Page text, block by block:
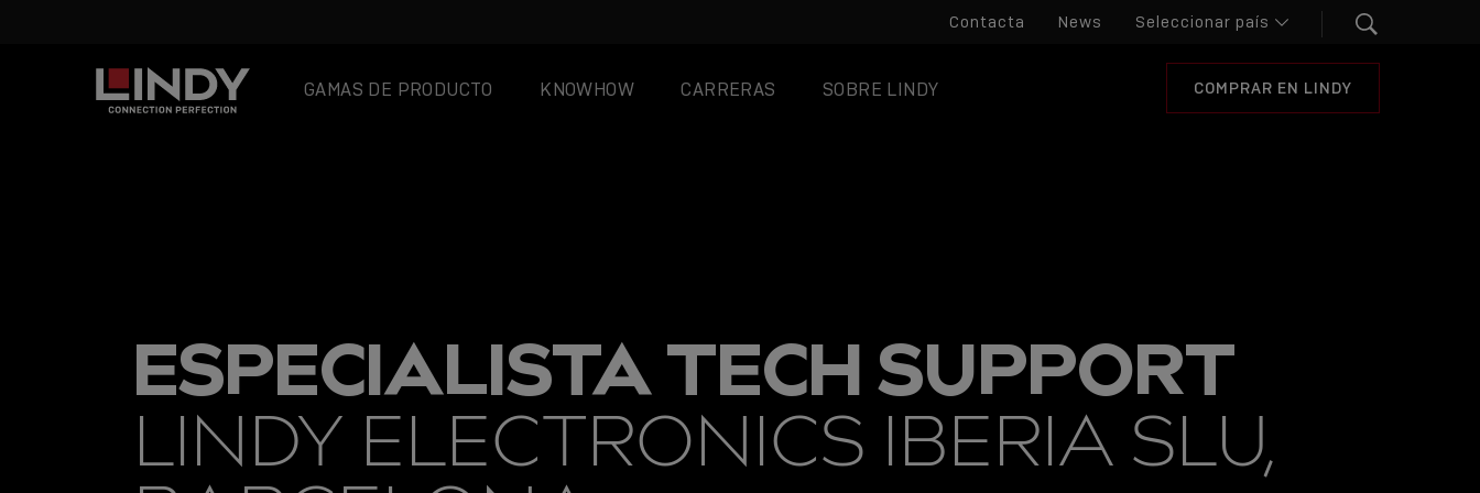
Contacta News
GAMAS DE PRODUCTO KNOWHOW CARRERAS SOBRE LINDY COMPRAR EN LINDY
ESPECIALISTA TECH SUPPORT
LINDY ELECTRONICS IBERIA SLU,